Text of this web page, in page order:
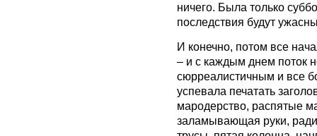
ничего. Была только
последствия будут
И конечно, потом все
– и с каждым днем поток
сюрреалистичным и все
успевала печатать
мародерство, распятые
заламывающая руки,